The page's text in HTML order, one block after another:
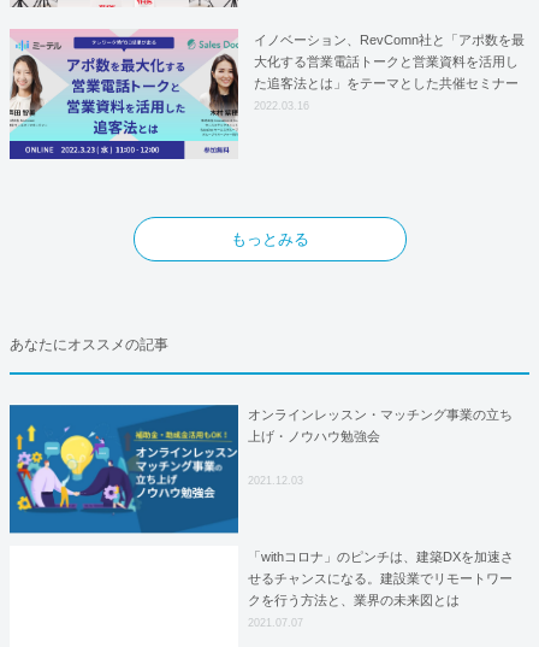
イノベーション、RevComn社と「アポ数を最
大化する営業電話トークと営業資料を活用し
た追客法とは」をテーマとした共催セミナー
を開催！
2022.03.16
もっとみる
あなたにオススメの記事
オンラインレッスン・マッチング事業の立ち
上げ・ノウハウ勉強会
2021.12.03
「withコロナ」のピンチは、建築DXを加速さ
せるチャンスになる。建設業でリモートワー
クを行う方法と、業界の未来図とは
2021.07.07